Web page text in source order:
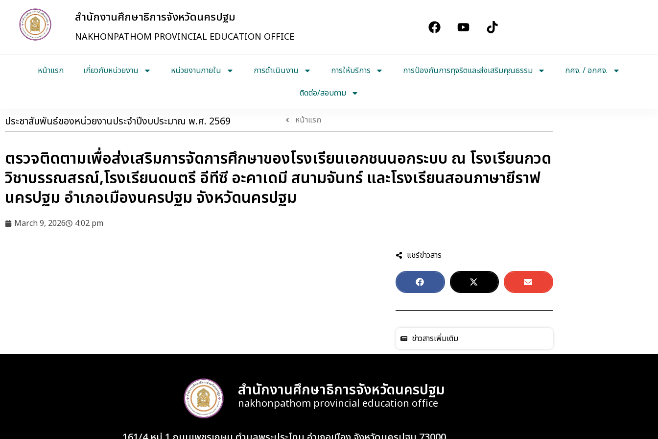
สำนักงานศึกษาธิการจังหวัดนครปฐม
NAKHONPATHOM PROVINCIAL EDUCATION OFFICE
หน้าแรก เกี่ยวกับหน่วยงาน หน่วยงานภายใน การดำเนินงาน การให้บริการ การป้องกันการทุจริตและส่งเสริมคุณธรรม
กศจ. / อกศจ.
ติดต่อ/สอบถาม
ประชาสัมพันธ์ของหน่วยงานประจำปีงบประมาณ พ.ศ. 2569 หน้าแรก
ตรวจติดตามเพื่อส่งเสริมการจัดการศึกษาของโรงเรียนเอกชนนอกระบบ ณ โรงเรียนกวด
วิชาบรรณสรณ์,โรงเรียนดนตรี อีทีซี อะคาเดมี สนามจันทร์ และโรงเรียนสอนภาษายีราฟ
นครปฐม อำเภอเมืองนครปฐม จังหวัดนครปฐม
March 9, 2026 4:02 pm
แชร์ข่าวสาร
ข่าวสารเพิ่มเติม
สำนักงานศึกษาธิการจังหวัดนครปฐม
nakhonpathom provincial education office